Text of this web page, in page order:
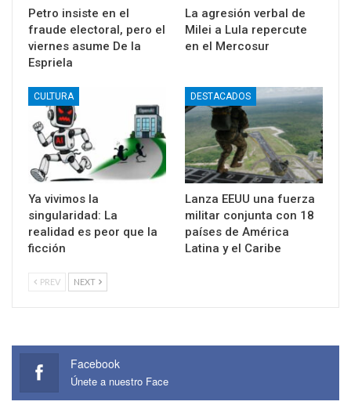
Petro insiste en el
fraude electoral, pero el
viernes asume De la
Espriela
La agresión verbal de
Milei a Lula repercute
en el Mercosur
CULTURA
Ya vivimos la
singularidad: La
realidad es peor que la
ficción
DESTACADOS
Lanza EEUU una fuerza
militar conjunta con 18
países de América
Latina y el Caribe
PREV NEXT
Facebook
Únete a nuestro Face